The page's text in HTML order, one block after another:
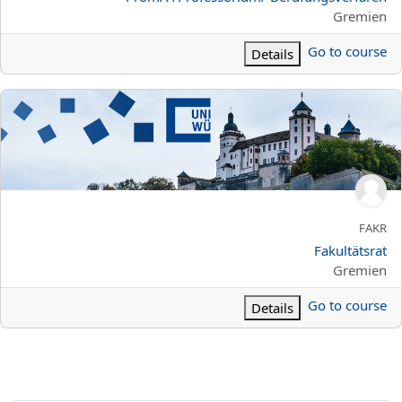
تصنيف المساق
Gremien
Go to course
Details
الاسم المختصر للمقرر الدراسي
FAKR
اسم المقرر
Fakultätsrat
تصنيف المساق
Gremien
Go to course
Details